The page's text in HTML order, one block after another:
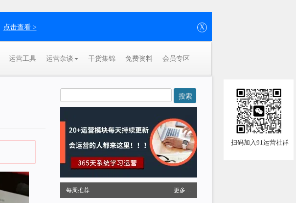
点击查看 > X
运营工具 运营杂谈 干货集锦 免费资料 会员专区
扫码加入91运营社群
每周推荐 更多…